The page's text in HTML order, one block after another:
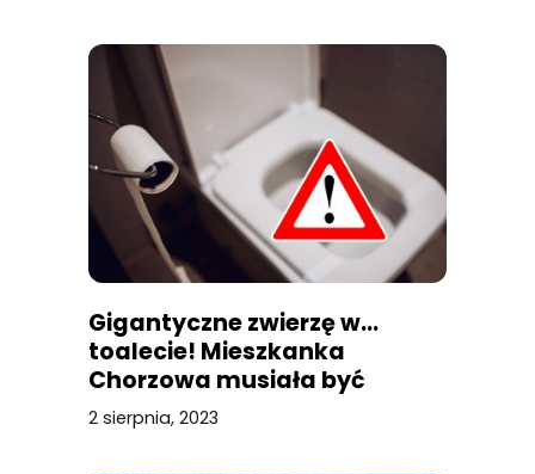
Gigantyczne zwierzę w…
toalecie! Mieszkanka
Chorzowa musiała być
przerażona
2 sierpnia, 2023